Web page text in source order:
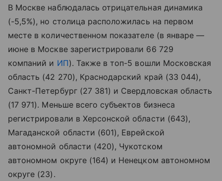
В Москве наблюдалась отрицательная динамика
(-5,5%), но столица расположилась на первом
месте в количественном показателе (в январе —
июне в Москве зарегистрировали 66 729
компаний и ИП). Также в топ-5 вошли Московская
область (42 270), Краснодарский край (33 044),
Санкт-Петербург (27 381) и Свердловская область
(17 971). Меньше всего субъектов бизнеса
регистрировали в Херсонской области (643),
Магаданской области (601), Еврейской
автономной области (420), Чукотском
автономном округе (164) и Ненецком автономном
округе (23).